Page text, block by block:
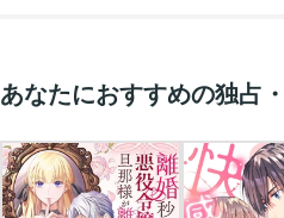
あなたにおすすめの独占